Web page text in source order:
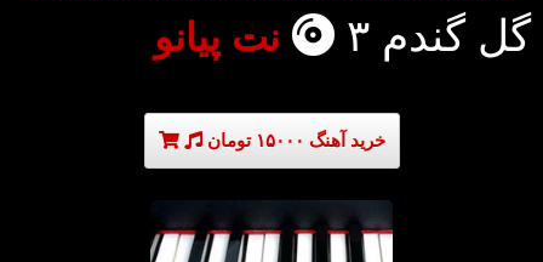
گل گندم ۳ نت پیانو
خرید آهنگ ۱۵۰۰۰ تومان